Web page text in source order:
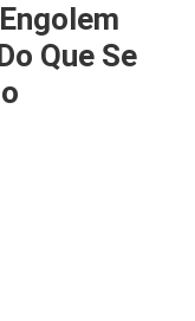
Que Se